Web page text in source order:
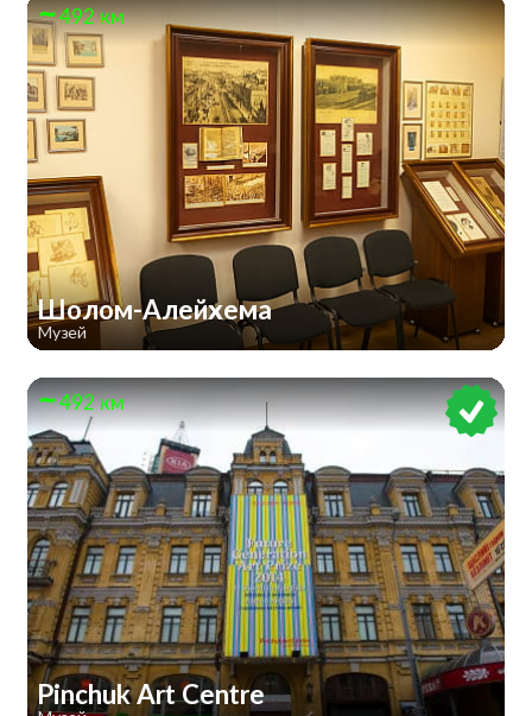
492 км
Шолом-Алейхема
Музей
492 км
Pinchuk Art Centre